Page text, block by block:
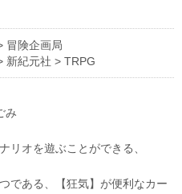
冒険企画局
新紀元社 > TRPG
み
リオを遊ぶことができる、
である、【狂気】が便利なカー